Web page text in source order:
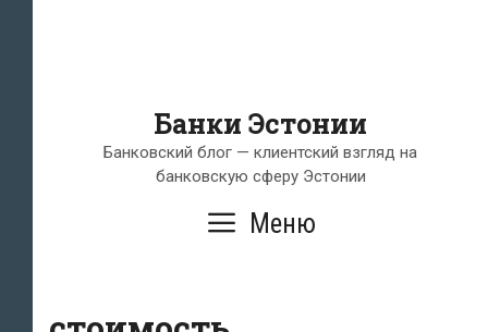
Банки Эстонии
Банковский блог — клиентский взгляд на
банковскую сферу Эстонии
Меню